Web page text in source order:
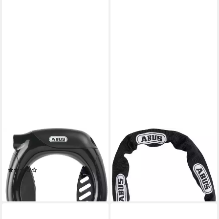
ABUS
Rahmenschloss 4960 NR
black
ab 29,99 €
lieferbar - in 3-4 Werktagen bei dir
ABUS
Rahmenschloss ADAPTOR
CHAIN ACH 2.0 6KS
ab 37,99 €
lieferbar - in 3-4 Werktagen bei dir